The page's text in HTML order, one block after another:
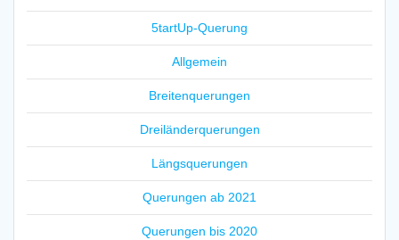
5tartUp-Querung
Allgemein
Breitenquerungen
Dreiländerquerungen
Längsquerungen
Querungen ab 2021
Querungen bis 2020